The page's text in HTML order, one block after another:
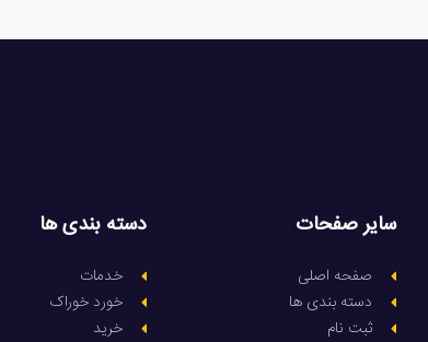
سایر صفحات
صفحه اصلی
دسته بندی ها
ثبت نام
دسته بندی ها
خدمات
خورد خوراک
خرید